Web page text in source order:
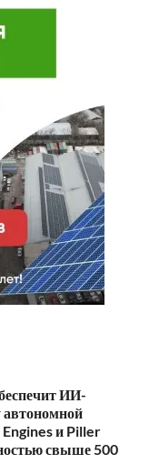
ИИ-
автономной
Engines и Piller
свыше 500